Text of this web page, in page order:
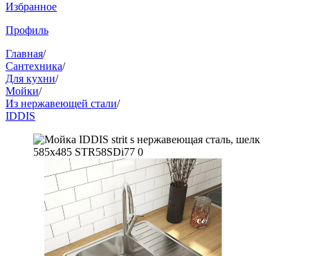
Избранное
Профиль
Главная/
Сантехника/
Для кухни/
Мойки/
Из нержавеющей стали/
IDDIS